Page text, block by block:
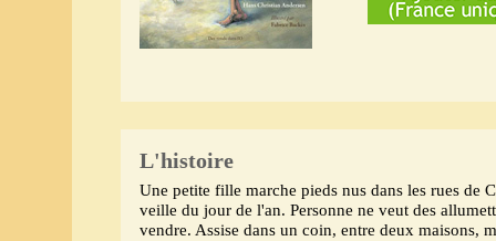
L'histoire
Une petite fille marche pieds nus dans les rues de
veille du jour de l'an. Personne ne veut des
vendre. Assise dans un coin, entre deux maisons,